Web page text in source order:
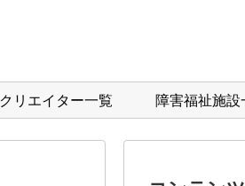
クリエイター一覧 障害福祉施設